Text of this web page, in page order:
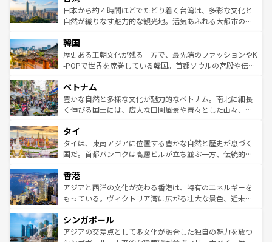
情報はコンテンツ一覧を参照してほしい。
人々、おいしいローカルフードやハワイアンミュージッ
ク、伝統的なフラダンスなど、すべてがハワイの魅力を彩
ワイを、存分に味わってほしい。 なお、新着のハワイ情報
はコンテンツ一覧を参照してほしい。
ク）、タスマニアの美しい原生林やケアンズの熱帯雨林な
ど、見どころがたくさん。また、カフェやワイン、オージ
いる。アクティビティも充実しており、サーフィンやダイ
ビング、ハイキングなど、アウトドア好きにはたまらな
い。オーストラリアの多彩な魅力を存分に味わいつくそ
参照してほしい。
日本から約４時間ほどでたどり着く台湾は、多彩な文化と
自然が織りなす魅力的な観光地。活気あふれる大都市の台
ン）、静ひつな山岳地帯である台湾東部など、都市の喧騒
と山間の静けさが共存しており、訪れる人に新しい発見と
驚きをもたらしてくれる。また、奥深い台湾の食文化も魅
容にもいいと評判のスイーツなど、バラエティ豊かな料理
が味わえる。 なお、新着の台湾情報は コンテンツ一覧を参
照してほしい。
韓国
歴史ある王朝文化が残る一方で、最先端のファッションやK
-POPで世界を席巻している韓国。首都ソウルの宮殿や伝統
き、地方に足を延ばせば四季折々の自然美を楽しむことが
できる。そして、キムチや焼肉、絶品のストリートフード
まで、さまざまな韓国料理が待っている。夜には、韓国な
リティに包まれながら、韓国の多彩な魅力を心ゆくまで味
わってみてほしい。 なお、新着の韓国情報はコンテンツ一
覧を参照してほしい。
ベトナム
豊かな自然と多様な文化が魅力的なベトナム。南北に細長
く伸びる国土には、広大な田園風景や青々とした山々、世
急速な発展と共に伝統が息づく。ハノイの古い町並みやホ
ーチミン市のフランス統治時代の建物も、独特の雰囲気を
醸し出している。また、バラエティの豊かさとおいしさで
とつ。フォーやバインミー、ベトナムコーヒーなどは、ぜ
ひ現地で味わいたい。どの地域を訪れてもあたたかい人々
が旅行者を迎えてくれるので、きっと忘れられない旅にな
参照してほしい。
タイ
タイは、東南アジアに位置する豊かな自然と歴史が息づく
国だ。首都バンコクは高層ビルが立ち並ぶ一方、伝統的な
の活気が交差している。北部ではチェンマイなどの山岳地
帯で自然と触れ合い、南部ではプーケットやクラビの美し
いビーチでリゾート気分を楽しむことができる。タイ料理
激する。気候は一年中温暖で、どの季節にも異なる楽しみ
が待っている。親しみやすいタイの人々、仏教を中心とし
香港
アジアと西洋の文化が交わる香港は、特有のエネルギーを
もっている。ヴィクトリア湾に広がる壮大な景色、近未来
み、どこを訪れても感動するはず。観光スポットが密集し
ており、効率よく見どころを回れるのも魅力。息をのむよ
シンガポール
アジアの交差点として多文化が融合した独自の魅力を放つ